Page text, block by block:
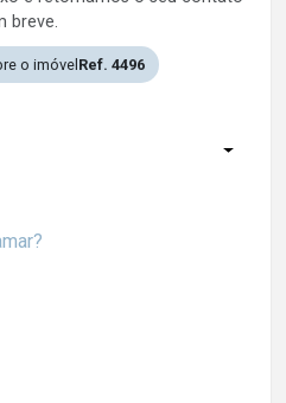
breve.
o imóvelRef. 4496